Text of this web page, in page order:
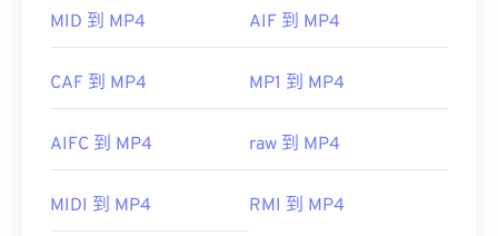
MID 到 MP4 AIF 到 MP4
CAF 到 MP4 MP1 到 MP4
AIFC 到 MP4 raw 到 MP4
MIDI 到 MP4 RMI 到 MP4